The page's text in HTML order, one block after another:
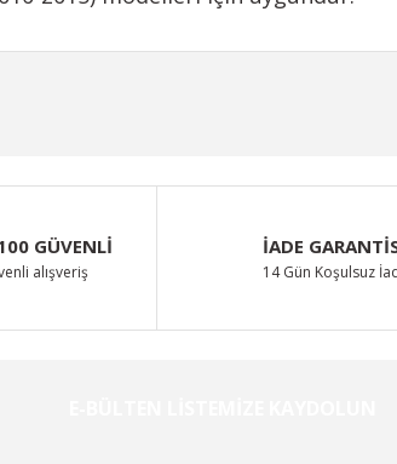
diğer konularda yetersiz gördüğünüz noktaları
GÜVENLİ
alışveriş
İADE
14 Gün Koşulsuz